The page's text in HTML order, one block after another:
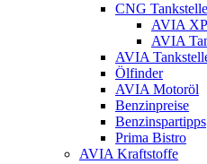
CNG
AVIA
AVIA
AVIA
Ölfinder
AVIA Motoröl
Benzinpreise
Benzinspartipps
Prima Bistro
AVIA Kraftstoffe